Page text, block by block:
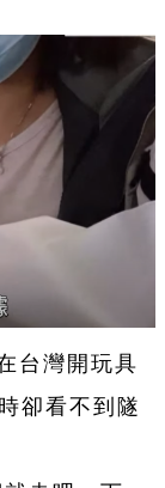
台灣開玩具
卻看不到隧